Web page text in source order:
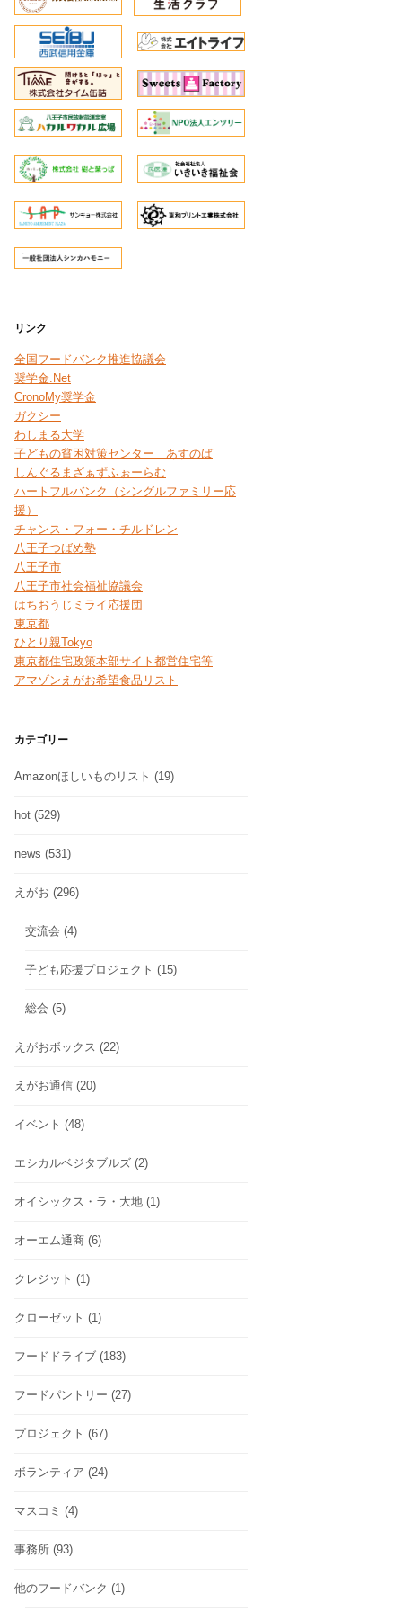
リンク
全国フードバンク推進協議会
奨学金.Net
CronoMy奨学金
ガクシー
わしまる大学
子どもの貧困対策センター あすのば
しんぐるまざぁずふぉーらむ
ハートフルバンク（シングルファミリー応
援）
チャンス・フォー・チルドレン
八王子つばめ塾
八王子市
八王子市社会福祉協議会
はちおうじミライ応援団
東京都
ひとり親Tokyo
東京都住宅政策本部サイト都営住宅等
アマゾンえがお希望食品リスト
カテゴリー
Amazonほしいものリスト (19)
hot (529)
news (531)
えがお (296)
交流会 (4)
子ども応援プロジェクト (15)
総会 (5)
えがおボックス (22)
えがお通信 (20)
イベント (48)
エシカルベジタブルズ (2)
オイシックス・ラ・大地 (1)
オーエム通商 (6)
クレジット (1)
クローゼット (1)
フードドライブ (183)
フードパントリー (27)
プロジェクト (67)
ボランティア (24)
マスコミ (4)
事務所 (93)
他のフードバンク (1)